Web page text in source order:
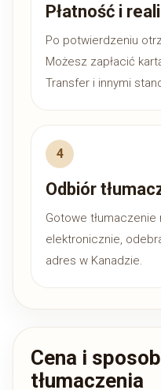
Płatność i
Po potwierdzeniu
Możesz zapłacić
Transfer i innymi
Odbiór
Gotowe
elektronicznie,
adres w Kanadzie.
Cena i
tłumaczenia